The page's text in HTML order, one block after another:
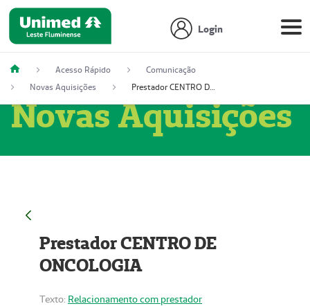
Login
Acesso Rápido
Comunicação
Novas Aquisições
Prestador CENTRO DE ONCOLOGIA
Novas Aquisições
Prestador CENTRO DE
ONCOLOGIA
Texto: Relacionamento com prestador